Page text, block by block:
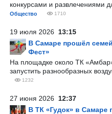
конкурсами и развлечениями
Общество 1710
19 июля 2026 13:15
В Самаре прошёл
Фест»
На площадке около ТК
запустить разнообразных
1232
27 июня 2026 12:37
В ТК «Гудок» в Самаре